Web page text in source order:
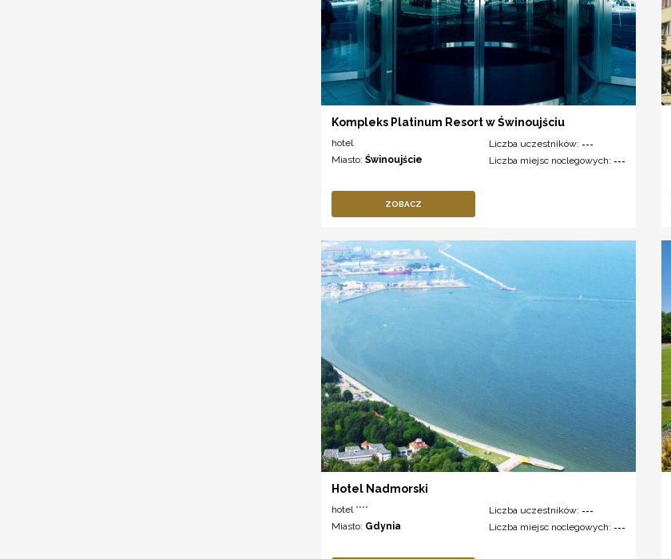
Kompleks Platinum Resort w Świnoujściu
hotel
Miasto: Świnoujście
Liczba uczestników: ---
Liczba miejsc noclegowych: ---
ZOBACZ
Hotel Nadmorski
hotel ****
Miasto: Gdynia
Liczba uczestników: ---
Liczba miejsc noclegowych: ---